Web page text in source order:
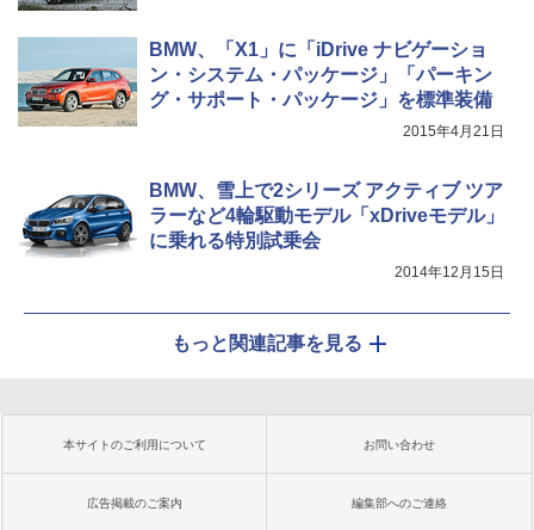
BMW、「X1」に「iDrive ナビゲーショ
ン・システム・パッケージ」「パーキン
グ・サポート・パッケージ」を標準装備
2015年4月21日
BMW、雪上で2シリーズ アクティブ ツア
ラーなど4輪駆動モデル「xDriveモデル」
に乗れる特別試乗会
2014年12月15日
もっと関連記事を見る
本サイトのご利用について お問い合わせ
広告掲載のご案内 編集部へのご連絡